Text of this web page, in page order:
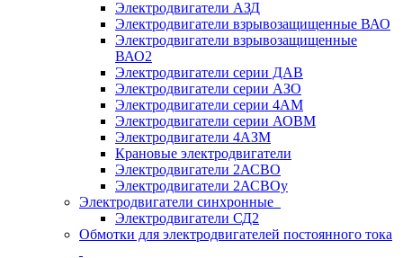
Электродвигатели АЗД
Электродвигатели взрывозащищенные ВАО
Электродвигатели взрывозащищенные
ВАО2
Электродвигатели серии ДАВ
Электродвигатели серии АЗО
Электродвигатели серии 4АМ
Электродвигатели серии АОВМ
Электродвигатели 4АЗМ
Крановые электродвигатели
Электродвигатели 2АСВО
Электродвигатели 2АСВОу
Электродвигатели синхронные
Электродвигатели СД2
Обмотки для электродвигателей постоянного тока